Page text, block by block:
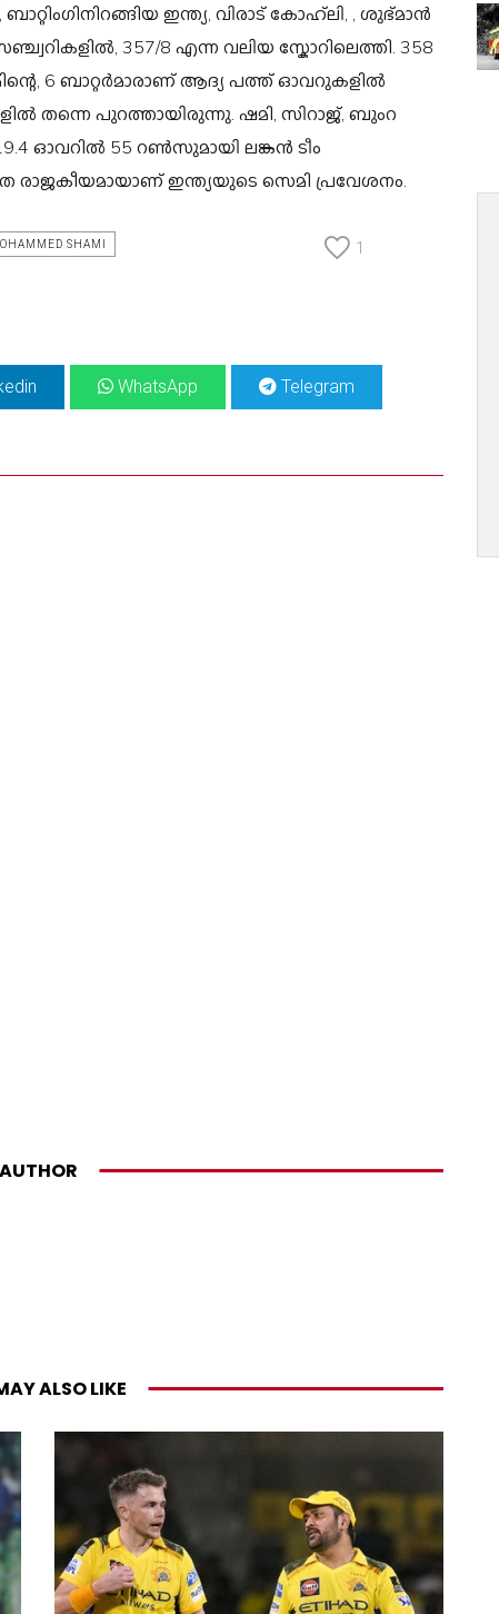
ഇന്ത്യ, വിരാട് കോഹ്‌ലി, , ശുഭ്മാൻ
357/8 എന്ന വലിയ സ്കോറിലെത്തി. 358
6 ബാറ്റർമാരാണ് ആദ്യ പത്ത് ഓവറുകളിൽ
തന്നെ പുറത്തായിരുന്നു. ഷമി, സിറാജ്, ബുംറ
ഓവറിൽ 55 റൺസുമായി ലങ്കൻ ടീം
രാജകീയമായാണ് ഇന്ത്യയുടെ സെമി പ്രവേശനം.
SHAMI 1
WhatsApp Telegram
AUTHOR
ALSO LIKE